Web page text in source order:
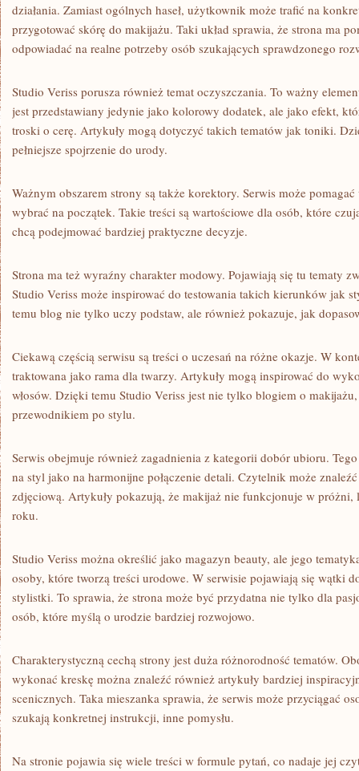
działania. Zamiast ogólnych haseł, użytkownik może trafić na
przygotować skórę do makijażu. Taki układ sprawia, że strona ma
odpowiadać na realne potrzeby osób szukających sprawdzonego
Studio Veriss porusza również temat oczyszczania. To ważny
jest przedstawiany jedynie jako kolorowy dodatek, ale jako efekt,
troski o cerę. Artykuły mogą dotyczyć takich tematów jak toniki.
pełniejsze spojrzenie do urody.
Ważnym obszarem strony są także korektory. Serwis może
wybrać na początek. Takie treści są wartościowe dla osób, które
chcą podejmować bardziej praktyczne decyzje.
Strona ma też wyraźny charakter modowy. Pojawiają się tu tematy
Studio Veriss może inspirować do testowania takich kierunków jak
temu blog nie tylko uczy podstaw, ale również pokazuje, jak
Ciekawą częścią serwisu są treści o uczesań na różne okazje. W
traktowana jako rama dla twarzy. Artykuły mogą inspirować do
włosów. Dzięki temu Studio Veriss jest nie tylko blogiem o
przewodnikiem po stylu.
Serwis obejmuje również zagadnienia z kategorii dobór ubioru.
na styl jako na harmonijne połączenie detali. Czytelnik może
zdjęciową. Artykuły pokazują, że makijaż nie funkcjonuje w próżni,
roku.
Studio Veriss można określić jako magazyn beauty, ale jego
osoby, które tworzą treści urodowe. W serwisie pojawiają się wątki
stylistki. To sprawia, że strona może być przydatna nie tylko dla
osób, które myślą o urodzie bardziej rozwojowo.
Charakterystyczną cechą strony jest duża różnorodność tematów.
wykonać kreskę można znaleźć również artykuły bardziej
scenicznych. Taka mieszanka sprawia, że serwis może przyciągać
szukają konkretnej instrukcji, inne pomysłu.
Na stronie pojawia się wiele treści w formule pytań, co nadaje jej